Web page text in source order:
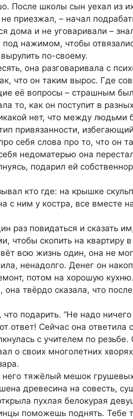
После школы сын уехал из
приезжал, – начал
дома и не уговаривали –
нажимом, чтобы
по-своему.
она разговаривала с
что он таким вырос. Где
её вопросы – страшным
то, как он поступит в
нет, что между
привязанности,
себя слова про то, что он
недоматерью она
подарил ей
кто где: на крышке
с ним у костра, все вместе
раз повидаться и сказать
чтобы скопить на
всю жизнь один, она не
ненадолго. Денег он
потом на хорошую
она твёрдо сказала, что
подарить. “Не надо ничего
ответ! Сейчас она ответила
с учителем по
о своих многолетних
него тяжёлый мешок
древесина на совесть,
пухлая белокурая
поможешь поднять. Тебе